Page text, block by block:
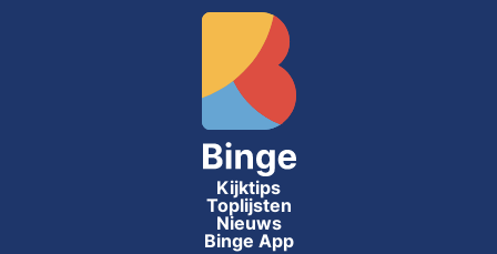
Kijktips
Toplijsten
Nieuws
Binge App